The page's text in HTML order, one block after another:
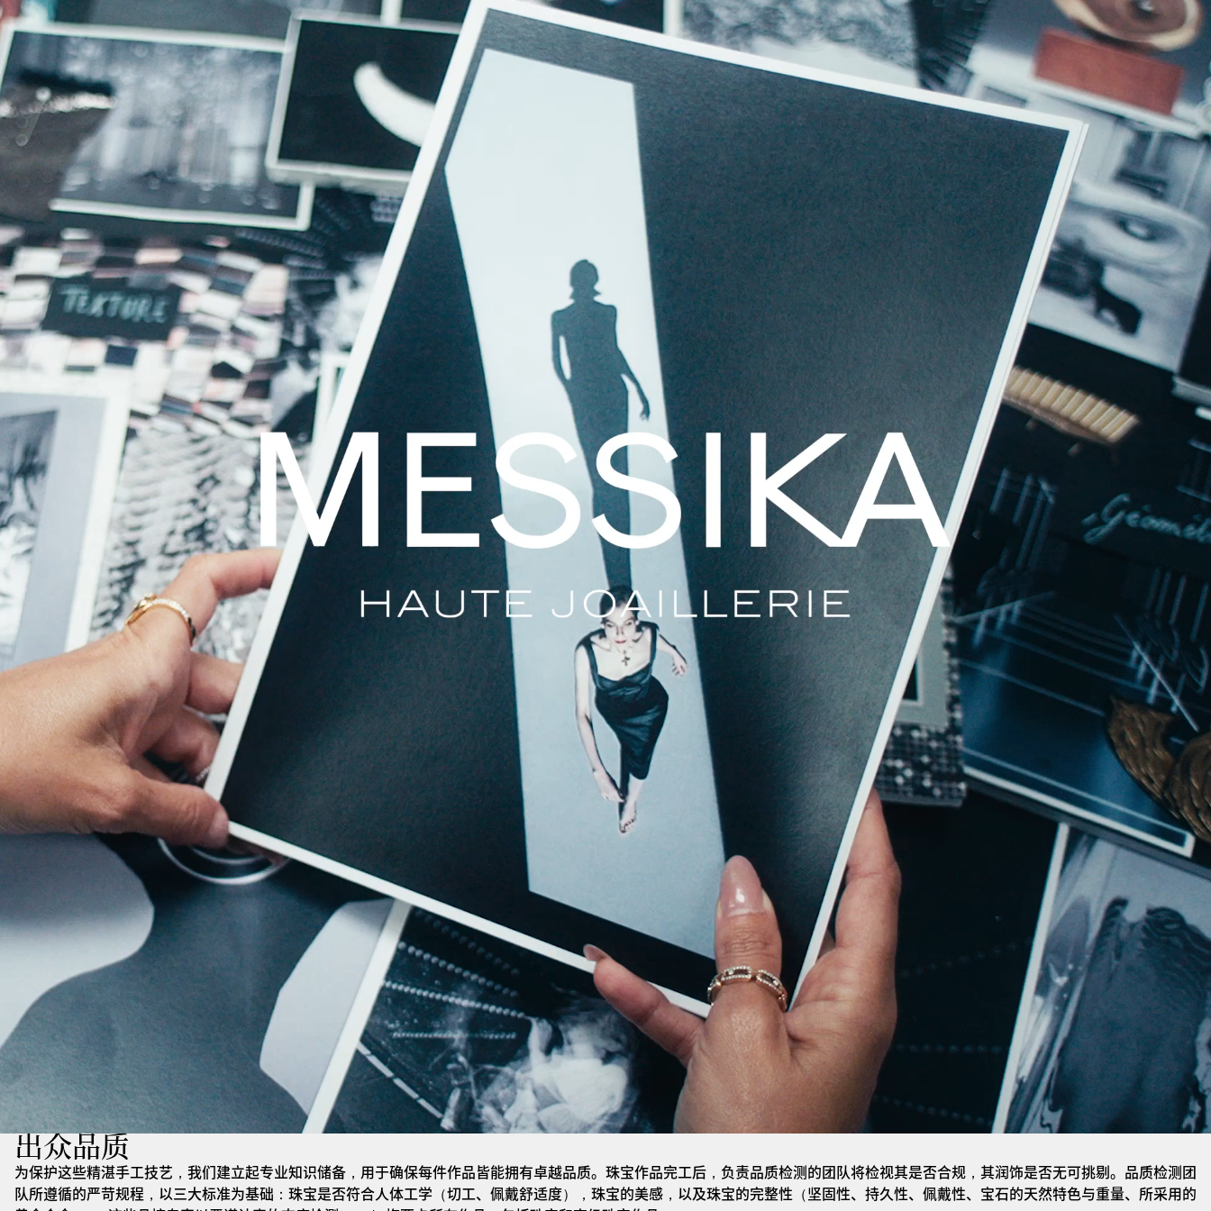
出众品质
为保护这些精湛手工技艺，我们建立起专业知识储备，用于确保每件作品皆能拥有卓越品质。珠宝作品完工后，负责品质检测的团队将检视其是否合规，其润饰是否无可挑剔。品质检测团
队所遵循的严苛规程，以三大标准为基础：珠宝是否符合人体工学（切工、佩戴舒适度），珠宝的美感，以及珠宝的完整性（坚固性、持久性、佩戴性、宝石的天然特色与重量、所采用的